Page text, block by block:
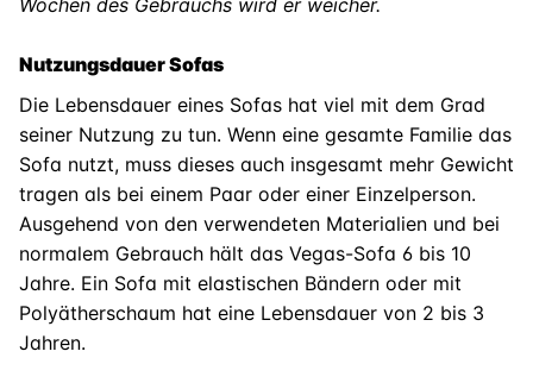
Nutzungsdauer Sofas
Die Lebensdauer eines Sofas hat viel mit dem Grad
seiner Nutzung zu tun. Wenn eine gesamte Familie das
Sofa nutzt, muss dieses auch insgesamt mehr Gewicht
tragen als bei einem Paar oder einer Einzelperson.
Ausgehend von den verwendeten Materialien und bei
normalem Gebrauch hält das Vegas-Sofa 6 bis 10
Jahre. Ein Sofa mit elastischen Bändern oder mit
Polyätherschaum hat eine Lebensdauer von 2 bis 3
Jahren.